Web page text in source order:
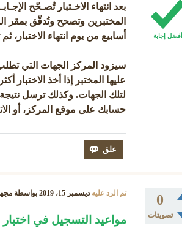
أفضل إجابة
بعد انتهاء الاخـتبار تُصـحّح
المختبرين وتصحح وتُدقّق بمقر
أسابيع من يوم انتهاء الاختبار،
سيزود المركز الجهات التي تطلب
عليها المختبر إذا أخذ
لتلك الجهات. وكذلك ترسل نتيجة
حسابك على موقع المركز، أو الاتصال
0
تصويتات
تم الرد عليه ديسمبر 15، 2019 بواسطة
مواعيد التسجيل في اختبار